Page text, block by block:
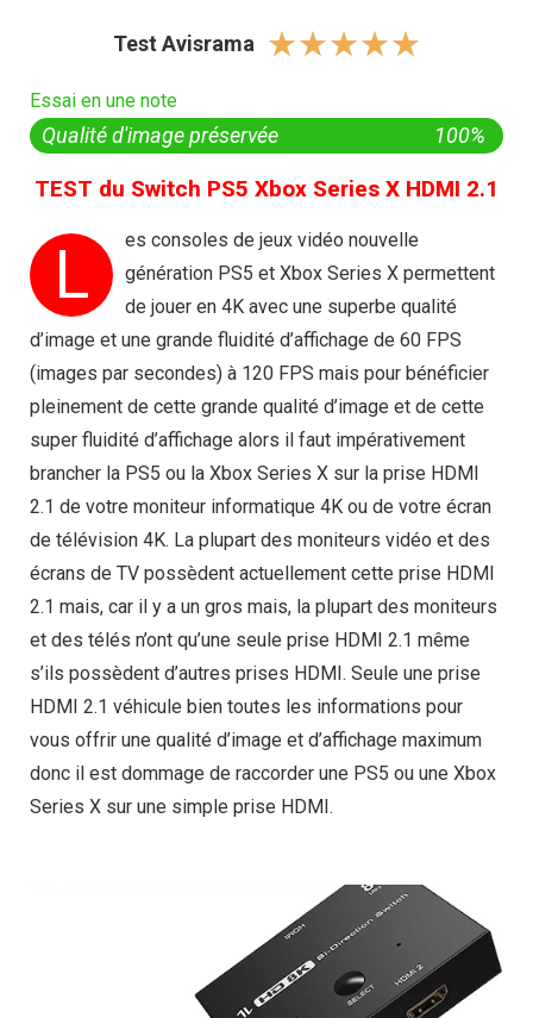
Test Avisrama ☆☆☆☆☆
Essai en une note
Qualité d'image préservée 100%
TEST du Switch PS5 Xbox Series X HDMI 2.1
L
es consoles de jeux vidéo nouvelle
génération PS5 et Xbox Series X permettent
de jouer en 4K avec une superbe qualité
d’image et une grande fluidité d’affichage de 60 FPS
(images par secondes) à 120 FPS mais pour bénéficier
pleinement de cette grande qualité d’image et de cette
super fluidité d’affichage alors il faut impérativement
brancher la PS5 ou la Xbox Series X sur la prise HDMI
2.1 de votre moniteur informatique 4K ou de votre écran
de télévision 4K. La plupart des moniteurs vidéo et des
écrans de TV possèdent actuellement cette prise HDMI
2.1 mais, car il y a un gros mais, la plupart des moniteurs
et des télés n’ont qu’une seule prise HDMI 2.1 même
s’ils possèdent d’autres prises HDMI. Seule une prise
HDMI 2.1 véhicule bien toutes les informations pour
vous offrir une qualité d’image et d’affichage maximum
donc il est dommage de raccorder une PS5 ou une Xbox
Series X sur une simple prise HDMI.